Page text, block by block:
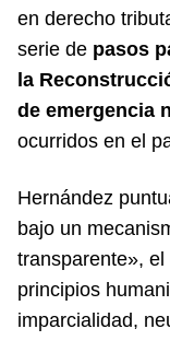
en derecho
serie de pasos
la
de emergencia
ocurridos en el
Hernández
bajo un
transparente»,
principios
imparcialidad,